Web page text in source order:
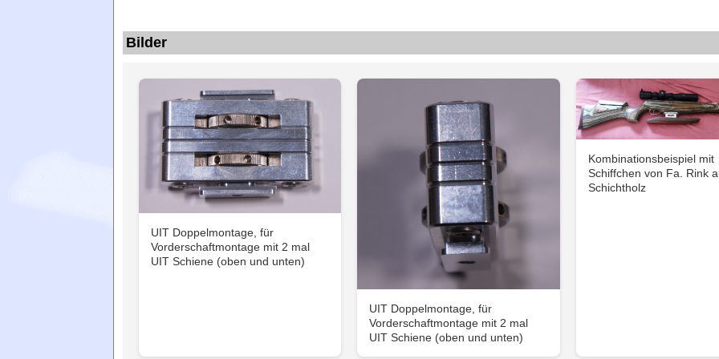
Bilder
UIT Doppelmontage, für
Vorderschaftmontage mit 2 mal
UIT Schiene (oben und unten)
UIT Doppelmontage, für
Vorderschaftmontage mit 2 mal
UIT Schiene (oben und unten)
Kombinationsbeispiel mit
Schiffchen von Fa. Rink
Schichtholz